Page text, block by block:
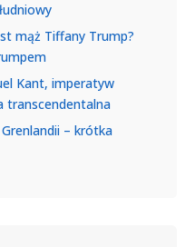
mąż Tiffany Trump?
Kant, imperatyw
– krótka